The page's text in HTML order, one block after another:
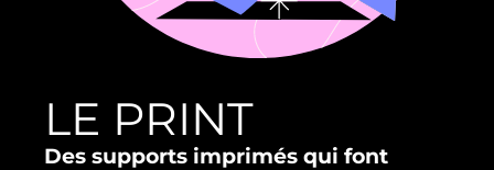
LE PRINT
Des supports imprimés qui font